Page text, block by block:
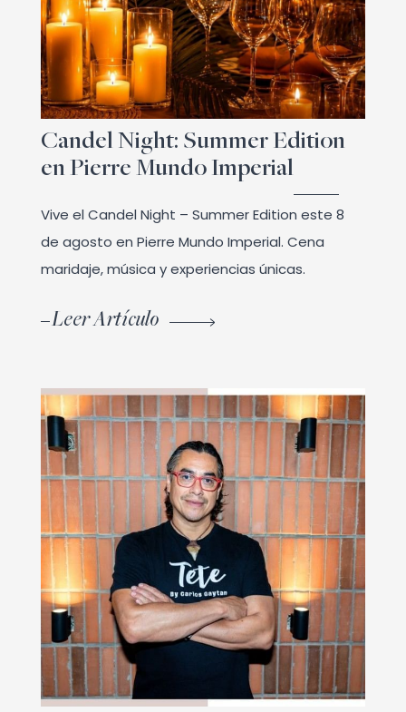
Candel Night: Summer Edition
en Pierre Mundo Imperial
Vive el Candel Night – Summer Edition este 8
de agosto en Pierre Mundo Imperial. Cena
maridaje, música y experiencias únicas.
Leer Artículo